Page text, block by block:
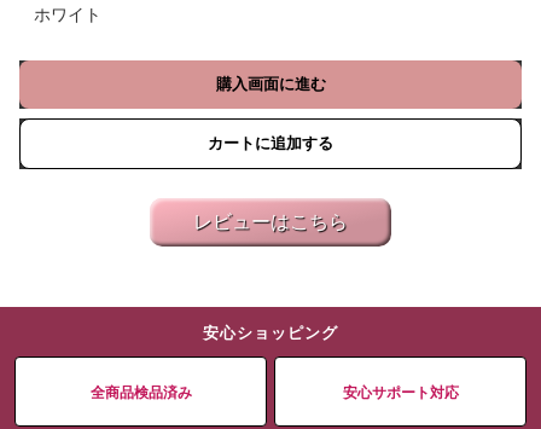
ホワイト
購入画面に進む
カートに追加する
レビューはこちら
安心ショッピング
全商品検品済み 安心サポート対応